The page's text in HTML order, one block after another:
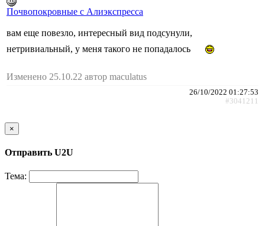
Почвопокровные с Алиэкспресса
вам еще повезло, интересный вид подсунули,
нетривиальный, у меня такого не попадалось
Изменено 25.10.22 автор maculatus
26/10/2022 01:27:53
#3041211
×
Отправить U2U
Тема: